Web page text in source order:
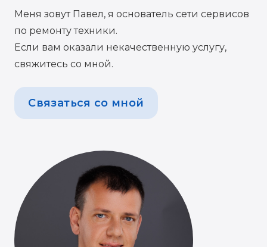
Меня зовут Павел, я основатель сети сервисов
по ремонту техники.
Если вам оказали некачественную услугу,
свяжитесь со мной.
Связаться со мной